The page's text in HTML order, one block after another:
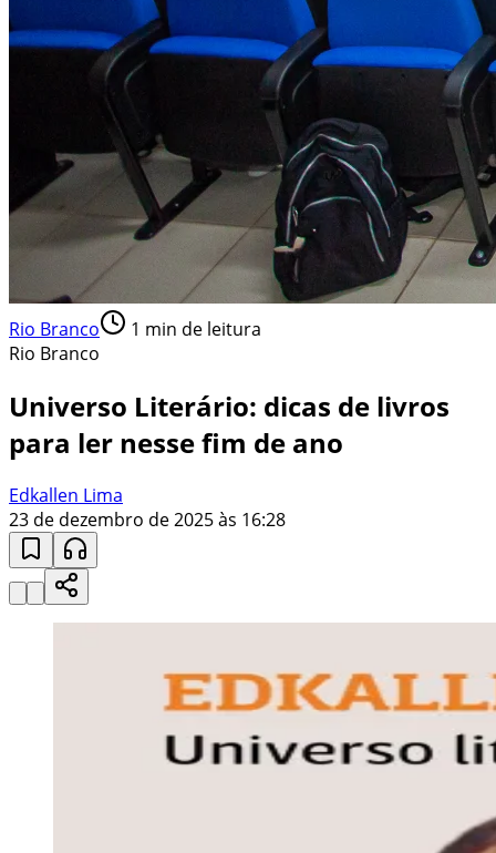
Rio Branco 1 min de leitura
Rio Branco
Universo Literário: dicas de livros
para ler nesse fim de ano
Edkallen Lima
23 de dezembro de 2025 às 16:28